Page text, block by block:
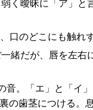
く曖昧に「ア」と
口のどこにも触
緒だが、唇を左右
音。「エ」と「イ
の歯茎につける